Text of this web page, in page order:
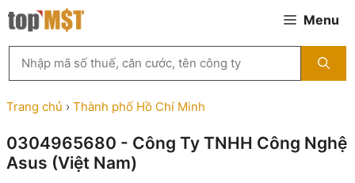
Chuyển
đến
Menu
kiếm
MST
theo
tên
ty,
người
Trang chủ › Thành phố Hồ Chí Minh
0304965680 - Công Ty TNHH Công Nghệ
Asus (Việt Nam)